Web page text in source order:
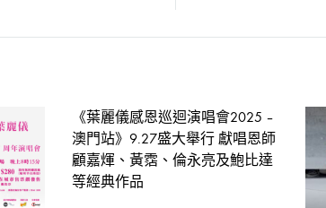
《葉麗儀感恩巡迴演唱會2025 –
澳門站》9.27盛大舉行 獻唱恩師
顧嘉煇、黃霑、倫永亮及鮑比達
等經典作品